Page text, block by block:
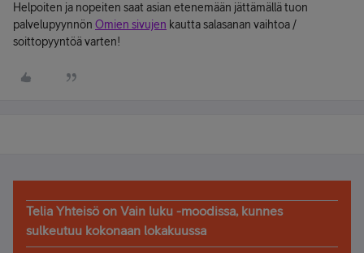
Helpoiten ja nopeiten saat asian etenemään jättämällä tuon
palvelupyynnön Omien sivujen kautta salasanan vaihtoa /
soittopyyntöä varten!
Telia Yhteisö on Vain luku -moodissa, kunnes
sulkeutuu kokonaan lokakuussa